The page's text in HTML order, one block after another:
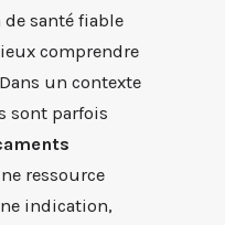
de santé fiable
comprendre
un contexte
sont parfois
ressource
indication,